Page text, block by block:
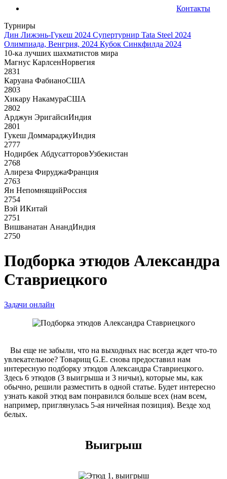
Контакты
Турниры
Дин Лижэнь-Гукеш 2024 Супертурнир Tata Steel 2024
Олимпиада, Венгрия, 2024 Кубок Синкфилда 2024
10-ка лучших шахматистов мира
Магнус КарлсенНорвегия
2831
Каруана ФабианоСША
2803
Хикару НакамураСША
2802
Арджун ЭригайсиИндия
2801
Гукеш ДоммараджуИндия
2777
Нодирбек АбдусатторовУзбекистан
2768
Алиреза ФируджаФранция
2763
Ян НепомнящийРоссия
2754
Вэй ИКитай
2751
Вишванатан АнандИндия
2750
Подборка этюдов Александра
Ставриецкого
Задачи онлайн
Вы еще не забыли, что на выходных нас всегда ждет что-то
увлекательное? Товарищ G.E. снова предоставил нам
интересную подборку этюдов Александра Ставриецкого.
Здесь 6 этюдов (3 выигрыша и 3 ничьи), которые мы, как
обычно, решили разместить в одной статье. Будет интересно
узнать какой этюд вам понравился больше всех (нам всем,
например, приглянулась 5-ая ничейная позиция). Везде ход
белых.
Выигрыш